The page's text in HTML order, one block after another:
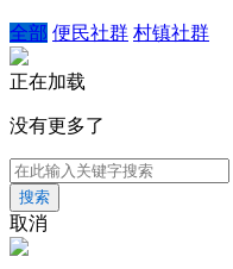
全部 便民社群 村镇社群
正在加载
没有更多了
搜索
取消